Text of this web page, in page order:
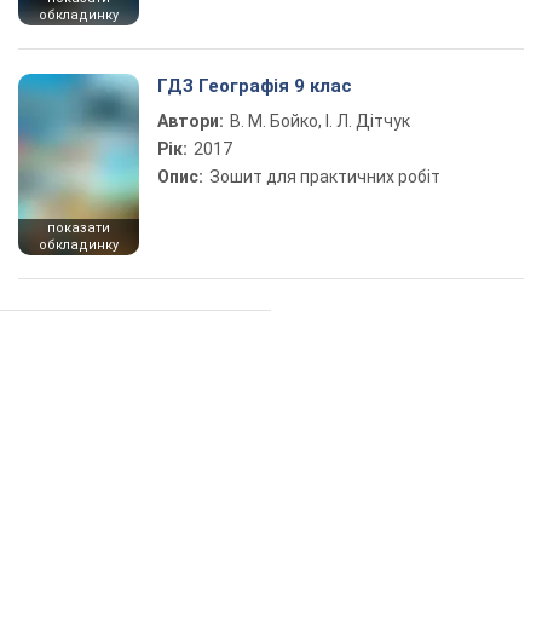
обкладинку
показати
обкладинку
ГДЗ Географія 9 клас
Автори: В. М. Бойко, І. Л. Дітчук
Рік: 2017
Опис: Зошит для практичних робіт